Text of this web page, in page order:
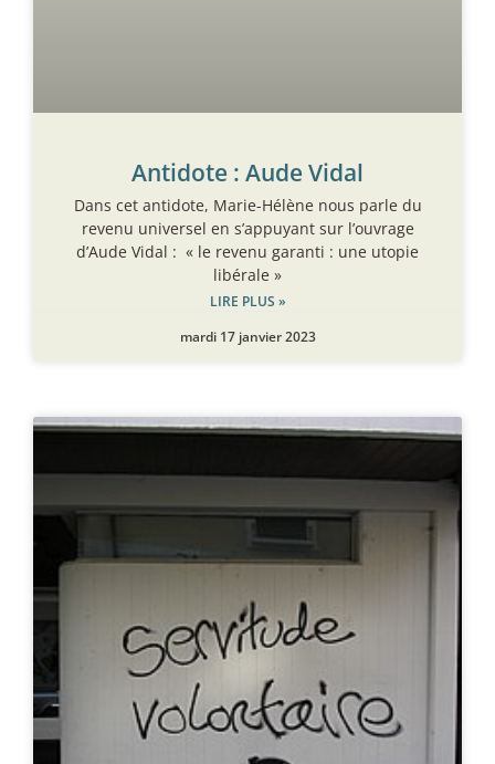
Antidote : Aude Vidal
Dans cet antidote, Marie-Hélène nous parle du
revenu universel en s’appuyant sur l’ouvrage
d’Aude Vidal : « le revenu garanti : une utopie
libérale »
LIRE PLUS »
mardi 17 janvier 2023